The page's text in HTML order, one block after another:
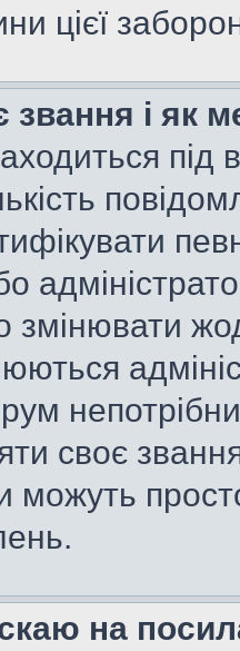
цієї
і як
змінювати
своє
можуть
на